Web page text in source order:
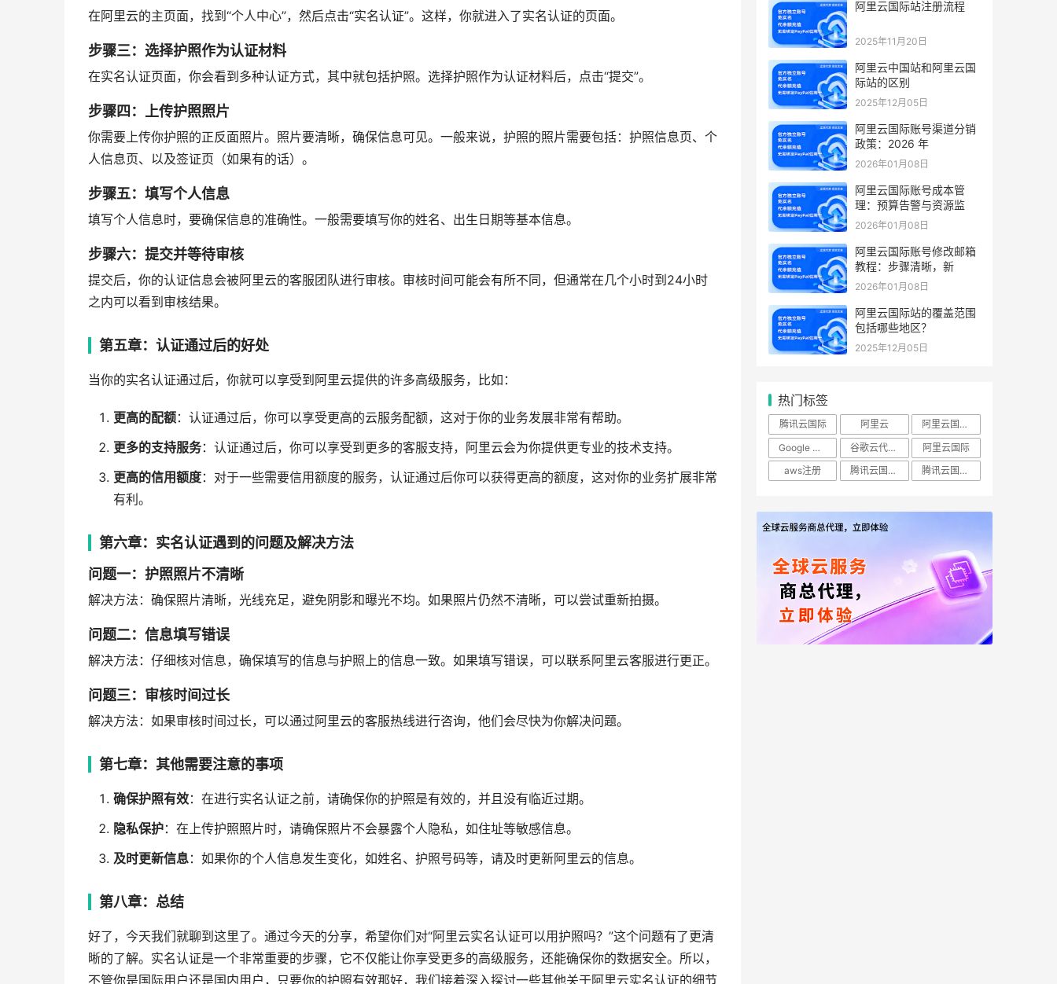
在阿里云的主页面，找到“个人中心”，然后点击“实名认证”。这样，你就进入了实名认证的页面。
步骤三：选择护照作为认证材料
在实名认证页面，你会看到多种认证方式，其中就包括护照。选择护照作为认证材料后，点击“提交”。
步骤四：上传护照照片
你需要上传你护照的正反面照片。照片要清晰，确保信息可见。一般来说，护照的照片需要包括：护照信息页、个
人信息页、以及签证页（如果有的话）。
步骤五：填写个人信息
填写个人信息时，要确保信息的准确性。一般需要填写你的姓名、出生日期等基本信息。
步骤六：提交并等待审核
提交后，你的认证信息会被阿里云的客服团队进行审核。审核时间可能会有所不同，但通常在几个小时到24小时
之内可以看到审核结果。
第五章：认证通过后的好处
当你的实名认证通过后，你就可以享受到阿里云提供的许多高级服务，比如：
更高的配额：认证通过后，你可以享受更高的云服务配额，这对于你的业务发展非常有帮助。
更多的支持服务：认证通过后，你可以享受到更多的客服支持，阿里云会为你提供更专业的技术支持。
更高的信用额度：对于一些需要信用额度的服务，认证通过后你可以获得更高的额度，这对你的业务扩展非常
有利。
第六章：实名认证遇到的问题及解决方法
问题一：护照照片不清晰
解决方法：确保照片清晰，光线充足，避免阴影和曝光不均。如果照片仍然不清晰，可以尝试重新拍摄。
问题二：信息填写错误
解决方法：仔细核对信息，确保填写的信息与护照上的信息一致。如果填写错误，可以联系阿里云客服进行更正。
问题三：审核时间过长
解决方法：如果审核时间过长，可以通过阿里云的客服热线进行咨询，他们会尽快为你解决问题。
第七章：其他需要注意的事项
确保护照有效：在进行实名认证之前，请确保你的护照是有效的，并且没有临近过期。
隐私保护：在上传护照照片时，请确保照片不会暴露个人隐私，如住址等敏感信息。
及时更新信息：如果你的个人信息发生变化，如姓名、护照号码等，请及时更新阿里云的信息。
第八章：总结
好了，今天我们就聊到这里了。通过今天的分享，希望你们对“阿里云实名认证可以用护照吗？”这个问题有了更清
晰的了解。实名认证是一个非常重要的步骤，它不仅能让你享受更多的高级服务，还能确保你的数据安全。所以，
不管你是国际用户还是国内用户，只要你的护照有效那好，我们接着深入探讨一些其他关于阿里云实名认证的细节
阿里云国际站注册流程
2025年11月20日
阿里云中国站和阿里云国
际站的区别
2025年12月05日
阿里云国际账号渠道分销
政策：2026 年
2026年01月08日
阿里云国际账号成本管
理：预算告警与资源监
2026年01月08日
阿里云国际账号修改邮箱
教程：步骤清晰，新
2026年01月08日
阿里云国际站的覆盖范围
包括哪些地区？
2025年12月05日
热门标签
腾讯云国际 阿里云
阿里云国际站
Google Cloud
谷歌云代理商
阿里云国际
aws注册
腾讯云国际实名账号 腾讯云国际账号